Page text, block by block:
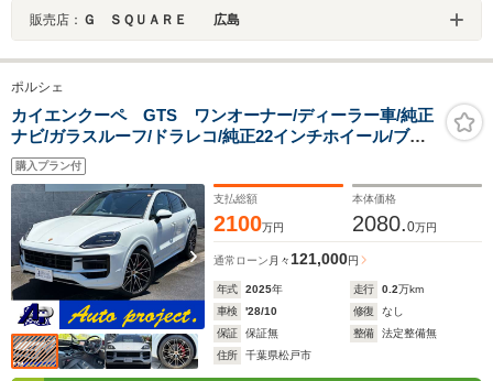
販売店： Ｇ ＳＱＵＡＲＥ 広島
ポルシェ
カイエンクーペ GTS ワンオーナー/ディーラー車/純正
ナビ/ガラスルーフ/ドラレコ/純正22インチホイール/ブル
メスターサラウンド/カーボンインテリア/クルーズコント
ロール/衝突被害軽減ブレーキ/フロント・サイド・バック
カメラ
購入プラン付
支払総額
2100万円
本体価格
2080.0万円
通常ローン 月々121,000円
年式 2025年 走行 0.2万km
車検
'28/10 修復
なし
保証
保証無 整備
法定整備無
住所
千葉県松戸市